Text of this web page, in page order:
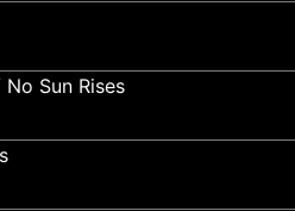
Sun Rises